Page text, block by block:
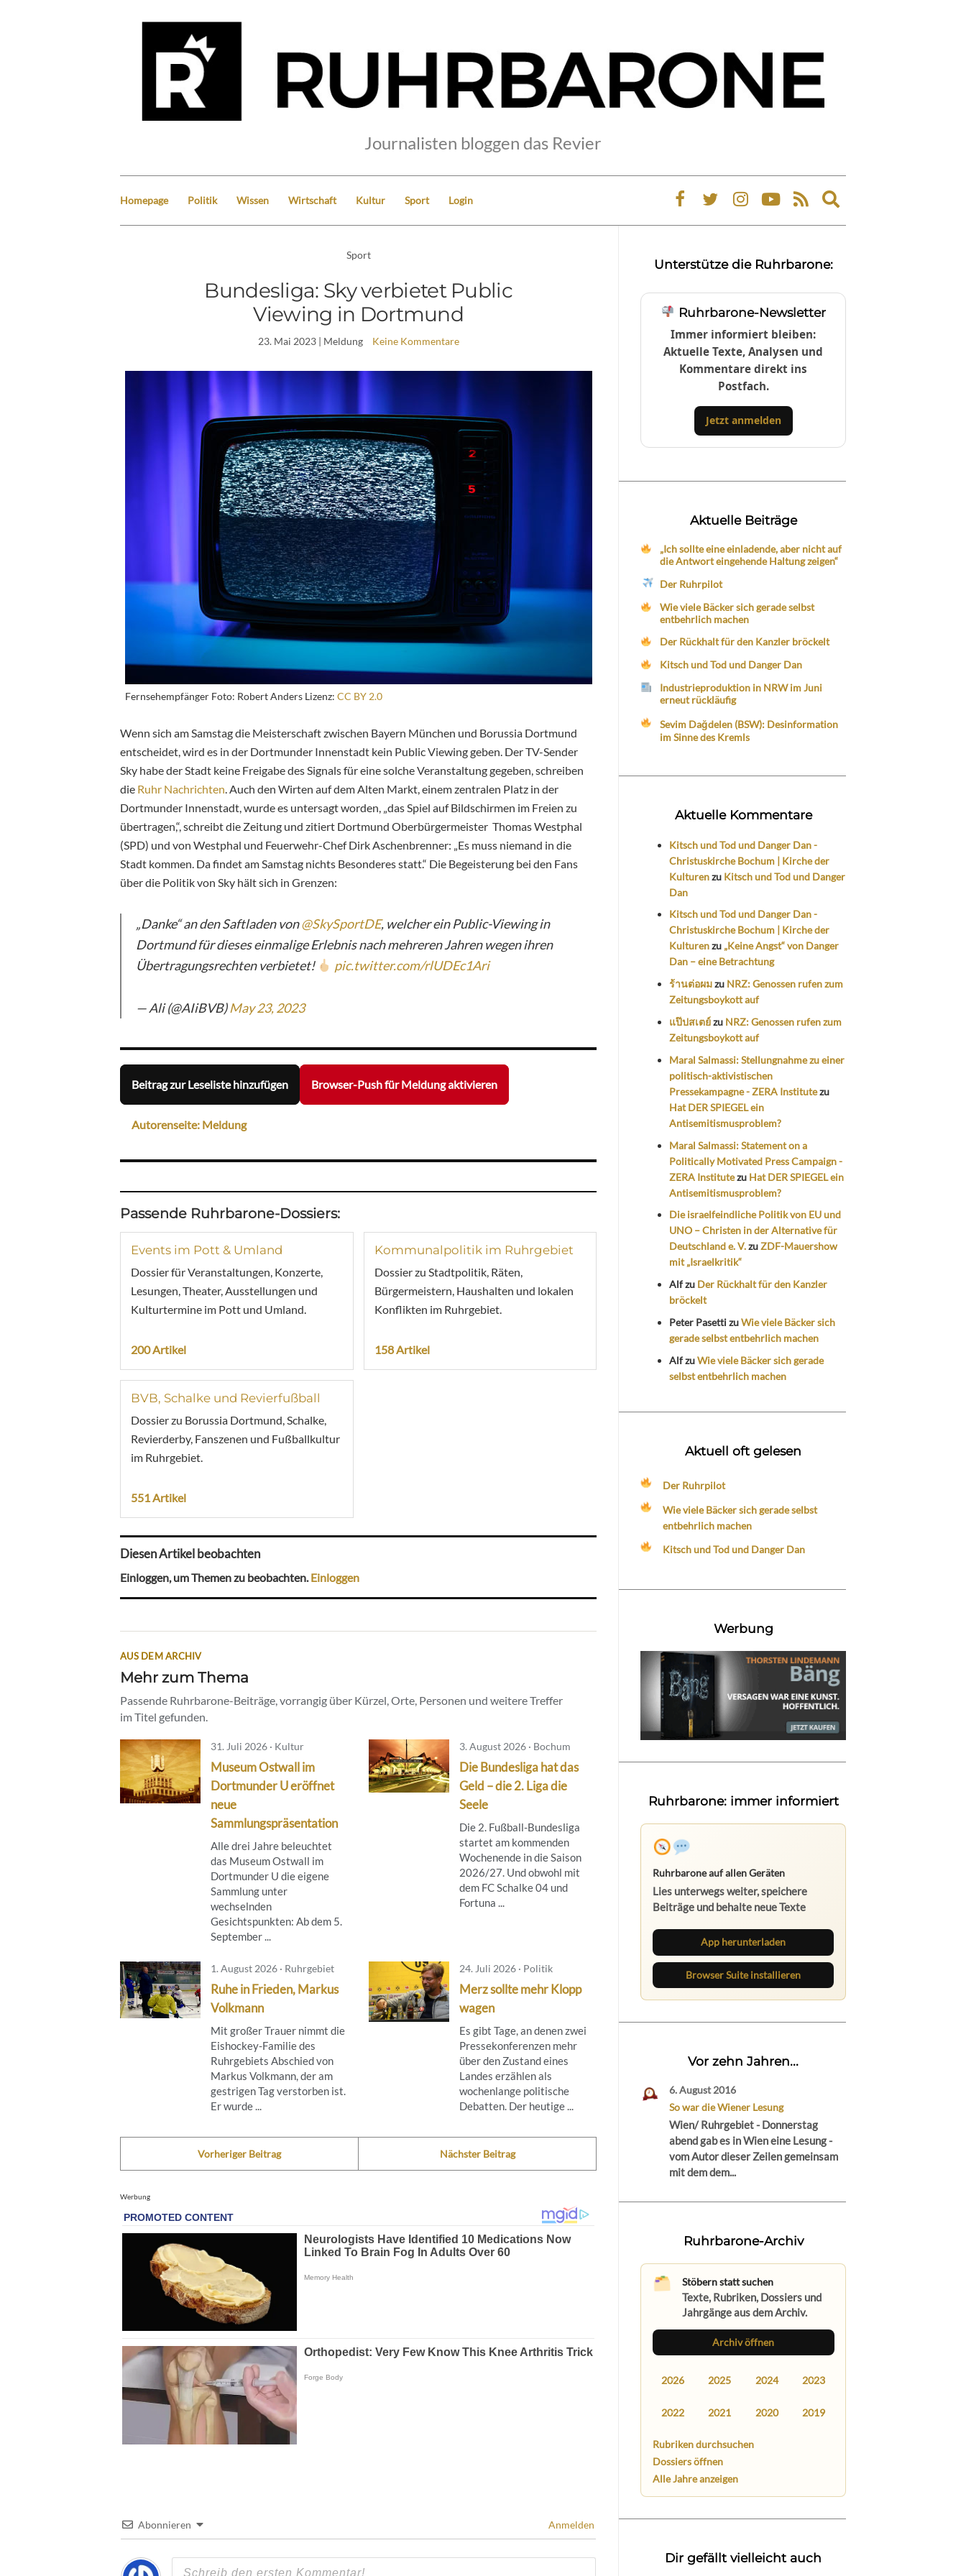
Journalisten bloggen das Revier
Homepage Politik Wissen Wirtschaft Kultur Sport Login
Expand
search
Sport
Bundesliga: Sky verbietet Public
Viewing in Dortmund
23. Mai 2023| Meldung Keine Kommentare
Fernsehempfänger Foto: Robert Anders Lizenz: CC BY 2.0
Wenn sich am Samstag die Meisterschaft zwischen Bayern München und Borussia Dortmund
entscheidet, wird es in der Dortmunder Innenstadt kein Public Viewing geben. Der TV-Sender
Sky habe der Stadt keine Freigabe des Signals für eine solche Veranstaltung gegeben, schreiben
die Ruhr Nachrichten Auch den Wirten auf dem Alten Markt, einem zentralen Platz in der
Dortmunder Innenstadt, wurde es untersagt worden, „das Spiel auf Bildschirmen im Freien zu
übertragen,“, schreibt die Zeitung und zitiert Dortmund Oberbürgermeister Thomas Westphal
(SPD) und von Westphal und Feuerwehr-Chef Dirk Aschenbrenner: „Es muss niemand in die
Stadt kommen. Da findet am Samstag nichts Besonderes statt.“ Die Begeisterung bei den Fans
über die Politik von Sky hält sich in Grenzen:
„Danke“ an den Saftladen von@SkySportDE, welcher ein Public-Viewing in
Dortmund für dieses einmalige Erlebnis nach mehreren Jahren wegen ihren
Übertragungsrechten verbietet!
pic.twitter.com/rlUDEc1Ari
— Ali (@AIiBVB)May 23, 2023
Beitrag zur Leseliste hinzufügen Browser-Push für Meldung aktivieren
Autorenseite: Meldung
Passende Ruhrbarone-Dossiers:
Events im Pott & Umland
Dossier für Veranstaltungen, Konzerte,
Lesungen, Theater, Ausstellungen und
Kulturtermine im Pott und Umland.
200 Artikel
Kommunalpolitik im Ruhrgebiet
Dossier zu Stadtpolitik, Räten,
Bürgermeistern, Haushalten und lokalen
Konflikten im Ruhrgebiet.
158 Artikel
BVB, Schalke und Revierfußball
Dossier zu Borussia Dortmund, Schalke,
Revierderby, Fanszenen und Fußballkultur
im Ruhrgebiet.
551 Artikel
Diesen Artikel beobachten
Einloggen, um Themen zu beobachten.Einloggen
AUS DEM ARCHIV
Mehr zum Thema
Passende Ruhrbarone-Beiträge, vorrangig über Kürzel, Orte, Personen und weitere Treffer
im Titel gefunden.
31. Juli 2026 · Kultur
Museum Ostwall im
Dortmunder U eröffnet
neue
Sammlungspräsentation
Alle drei Jahre beleuchtet
das Museum Ostwall im
Dortmunder U die eigene
Sammlung unter
wechselnden
Gesichtspunkten: Ab dem 5.
September ...
3. August 2026 · Bochum
Die Bundesliga hat das
Geld – die 2. Liga die
Seele
Die 2. Fußball-Bundesliga
startet am kommenden
Wochenende in die Saison
2026/27. Und obwohl mit
dem FC Schalke 04 und
Fortuna ...
1. August 2026 · Ruhrgebiet
Ruhe in Frieden, Markus
Volkmann
Mit großer Trauer nimmt die
Eishockey-Familie des
Ruhrgebiets Abschied von
Markus Volkmann, der am
gestrigen Tag verstorben ist.
Er wurde ...
24. Juli 2026 · Politik
Merz sollte mehr Klopp
wagen
Es gibt Tage, an denen zwei
Pressekonferenzen mehr
über den Zustand eines
Landes erzählen als
wochenlange politische
Debatten. Der heutige ...
Vorheriger Beitrag Nächster Beitrag
Werbung
Abonnieren Anmelden
Unterstütze die Ruhrbarone:
Ruhrbarone-Newsletter
Immer informiert bleiben:
Aktuelle Texte, Analysen und
Kommentare direkt ins
Postfach.
Jetzt anmelden
Aktuelle Beiträge
„Ich sollte eine einladende, aber nicht auf
die Antwort eingehende Haltung zeigen“
Der Ruhrpilot
Wie viele Bäcker sich gerade selbst
entbehrlich machen
Der Rückhalt für den Kanzler bröckelt
Kitsch und Tod und Danger Dan
Industrieproduktion in NRW im Juni
erneut rückläufig
Sevim Dağdelen (BSW): Desinformation
im Sinne des Kremls
Aktuelle Kommentare
Kitsch und Tod und Danger Dan -
Christuskirche Bochum | Kirche der
Kulturenzu Kitsch und Tod und Danger
Dan
Kitsch und Tod und Danger Dan -
Christuskirche Bochum | Kirche der
Kulturenzu „Keine Angst“ von Danger
Dan – eine Betrachtung
ร้านต่อผมzu NRZ: Genossen rufen zum
Zeitungsboykott auf
แป๊ปสเตย์zu NRZ: Genossen rufen zum
Zeitungsboykott auf
Maral Salmassi: Stellungnahme zu einer
politisch-aktivistischen
Pressekampagne - ZERA Institutezu
Hat DER SPIEGEL ein
Antisemitismusproblem?
Maral Salmassi: Statement on a
Politically Motivated Press Campaign -
ZERA Institutezu Hat DER SPIEGEL ein
Antisemitismusproblem?
Die israelfeindliche Politik von EU und
UNO – Christen in der Alternative für
Deutschland e. V.zuZDF-Mauershow
mit „Israelkritik“
Alfzu Der Rückhalt für den Kanzler
bröckelt
Peter PasettizuWie viele Bäcker sich
gerade selbst entbehrlich machen
AlfzuWie viele Bäcker sich gerade
selbst entbehrlich machen
Aktuell oft gelesen
Der Ruhrpilot
Wie viele Bäcker sich gerade selbst
entbehrlich machen
Kitsch und Tod und Danger Dan
Werbung
Ruhrbarone: immer informiert
Ruhrbarone auf allen Geräten
Lies unterwegs weiter, speichere
Beiträge und behalte neue Texte
App herunterladen
Browser Suite installieren
Vor zehn Jahren...
6. August 2016
So war die Wiener Lesung
Wien/ Ruhrgebiet - Donnerstag
abend gab es in Wien eine Lesung -
vom Autor dieser Zeilen gemeinsam
mit dem dem...
Ruhrbarone-Archiv
Stöbern statt suchen
Texte, Rubriken, Dossiers und
Jahrgänge aus dem Archiv.
Archiv öffnen
2026 2025 2024 2023
2022 2021 2020 2019
Rubriken durchsuchen
Dossiers öffnen
Alle Jahre anzeigen
Dir gefällt vielleicht auch